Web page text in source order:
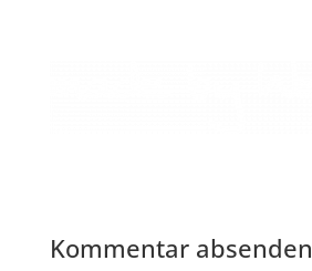
Kommentar absenden